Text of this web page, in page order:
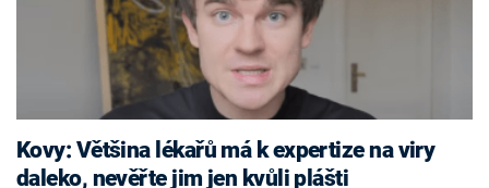
Kovy: Většina lékařů má k expertize na viry
daleko, nevěřte jim jen kvůli plášti